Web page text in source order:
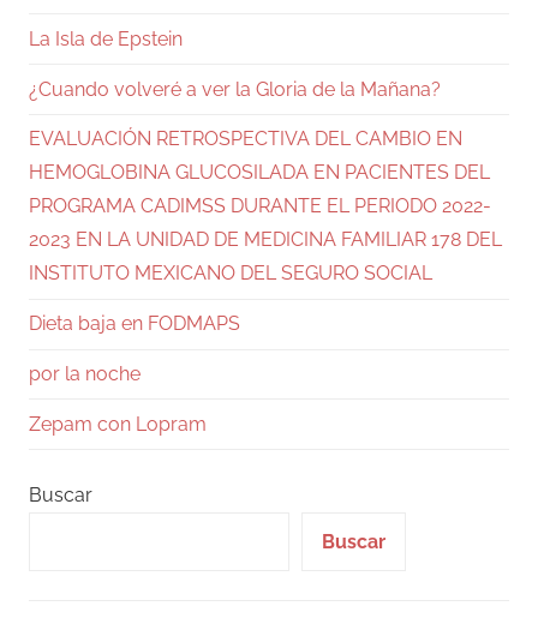
La Isla de Epstein
¿Cuando volveré a ver la Gloria de la Mañana?
EVALUACIÓN RETROSPECTIVA DEL CAMBIO EN
HEMOGLOBINA GLUCOSILADA EN PACIENTES DEL
PROGRAMA CADIMSS DURANTE EL PERIODO 2022-
2023 EN LA UNIDAD DE MEDICINA FAMILIAR 178 DEL
INSTITUTO MEXICANO DEL SEGURO SOCIAL
Dieta baja en FODMAPS
por la noche
Zepam con Lopram
Buscar
Buscar